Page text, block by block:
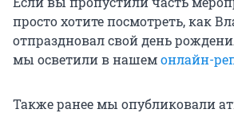
просто хотите посмотреть, как
отпраздновал свой день
мы осветили в нашемонлайн-
Также ранее мы опубликовали